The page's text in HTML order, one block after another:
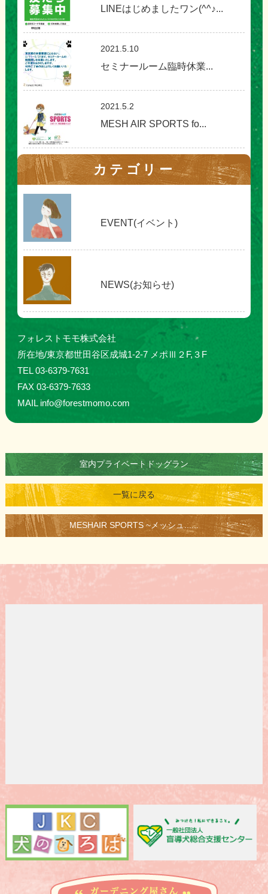
LINEはじめましたワン(^^♪...
2021.5.10
セミナールーム臨時休業...
2021.5.2
MESH AIR SPORTS fo...
カテゴリー
EVENT(イベント)
NEWS(お知らせ)
フォレストモモ株式会社
所在地/東京都世田谷区成城1-2-7 メポⅢ２F,３F
TEL 03-6379-7631
FAX 03-6379-7633
MAIL info@forestmomo.com
室内プライベートドッグラン
一覧に戻る
MESHAIR SPORTS ~メッシュ......